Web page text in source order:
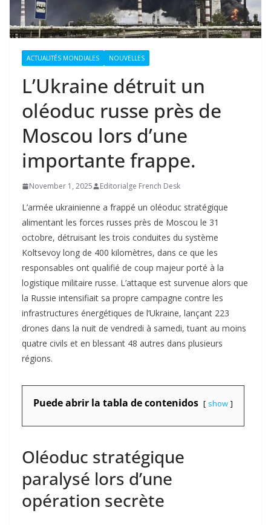
ACTUALITÉS MONDIALES NOUVELLES
L’Ukraine détruit un
oléoduc russe près de
Moscou lors d’une
importante frappe.
November 1, 2025 Editorialge French Desk
L’armée ukrainienne a frappé un oléoduc stratégique
alimentant les forces russes près de Moscou le 31
octobre, détruisant les trois conduites du système
Koltsevoy long de 400 kilomètres, dans ce que les
responsables ont qualifié de coup majeur porté à la
logistique militaire russe. L’attaque est survenue alors que
la Russie intensifiait sa propre campagne contre les
infrastructures énergétiques de l’Ukraine, lançant 223
drones dans la nuit de vendredi à samedi, tuant au moins
quatre civils et en blessant 48 autres dans plusieurs
régions.
Puede abrir la tabla de contenidos show
Oléoduc stratégique
paralysé lors d’une
opération secrète